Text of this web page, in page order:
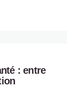
: entre